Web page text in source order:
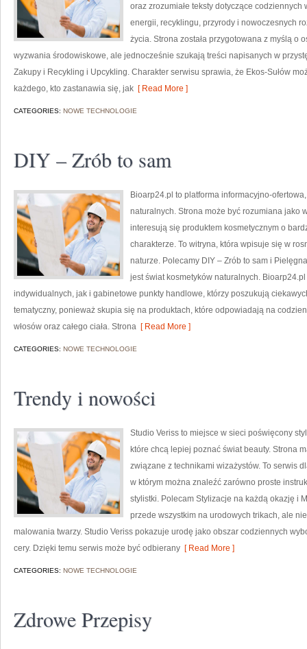
oraz zrozumiałe teksty dotyczące
energii, recyklingu, przyrody i nowoczesnych
życia. Strona została przygotowana z myślą o
wyzwania środowiskowe, ale jednocześnie szukają treści napisanych w
Zakupy i Recykling i Upcykling. Charakter serwisu sprawia, że Ekos-Sułów
każdego, kto zastanawia się, jak [ Read More ]
CATEGORIES: NOWE TECHNOLOGIE
DIY – Zrób to sam
Bioarp24.pl to platforma informacyjno-
naturalnych. Strona może być rozumiana jako
interesują się produktem kosmetycznym o
charakterze. To witryna, która wpisuje się w
naturze. Polecamy DIY – Zrób to sam i
jest świat kosmetyków naturalnych.
indywidualnych, jak i gabinetowe punkty handlowe, którzy poszukują
tematyczny, ponieważ skupia się na produktach, które odpowiadają na
włosów oraz całego ciała. Strona [ Read More ]
CATEGORIES: NOWE TECHNOLOGIE
Trendy i nowości
Studio Veriss to miejsce w sieci poświęcony
które chcą lepiej poznać świat beauty. Strona
związane z technikami wizażystów. To serwis
w którym można znaleźć zarówno proste
stylistki. Polecam Stylizacje na każdą okazję i
przede wszystkim na urodowych trikach, ale
malowania twarzy. Studio Veriss pokazuje urodę jako obszar codziennych
cery. Dzięki temu serwis może być odbierany [ Read More ]
CATEGORIES: NOWE TECHNOLOGIE
Zdrowe Przepisy